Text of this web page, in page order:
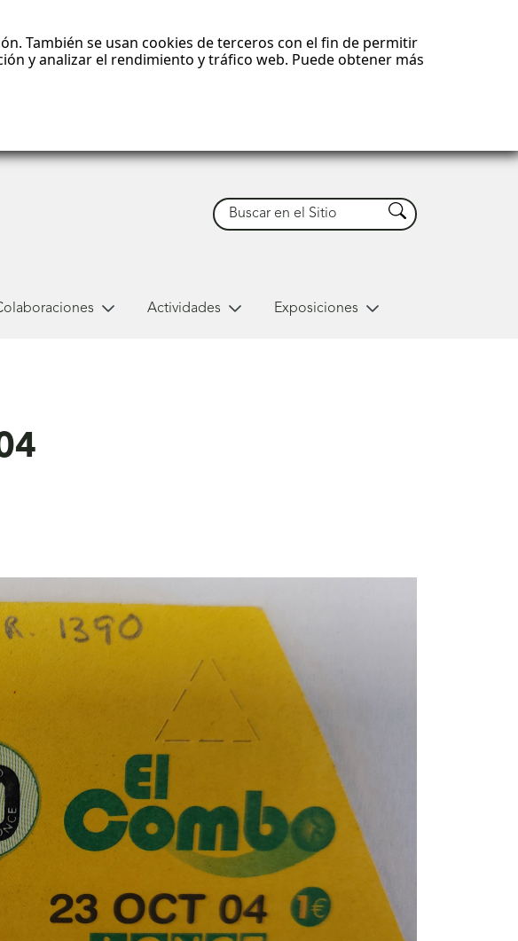
También se usan cookies de terceros con el fin de permitir
y analizar el rendimiento y tráfico web. Puede obtener más
Buscar Buscar
Actividades Exposiciones